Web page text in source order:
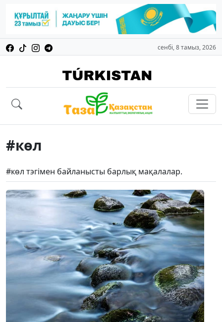
сенбі, 8 тамыз, 2026
#көл
#көл тэгімен байланысты барлық мақалалар.